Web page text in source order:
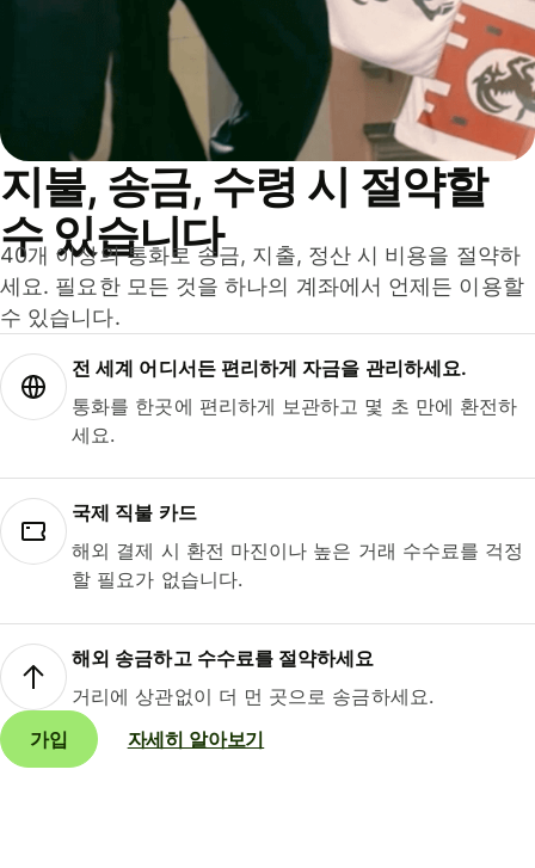
지불, 송금, 수령 시 절약할
수 있습니다
40개 이상의 통화로 송금, 지출, 정산 시 비용을 절약하
세요. 필요한 모든 것을 하나의 계좌에서 언제든 이용할
수 있습니다.
전 세계 어디서든 편리하게 자금을 관리하세요.
통화를 한곳에 편리하게 보관하고 몇 초 만에 환전하
세요.
국제 직불 카드
해외 결제 시 환전 마진이나 높은 거래 수수료를 걱정
할 필요가 없습니다.
해외 송금하고 수수료를 절약하세요
거리에 상관없이 더 먼 곳으로 송금하세요.
가입
자세히 알아보기